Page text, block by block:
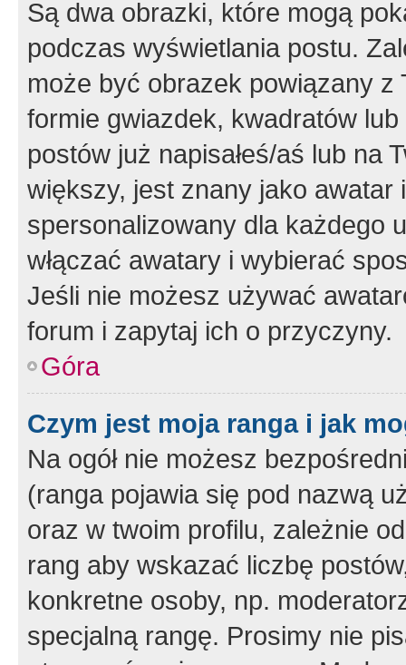
Są dwa obrazki, które mogą
podczas wyświetlania postu.
może być obrazek powiązany z
formie gwiazdek, kwadratów
postów już napisałeś/aś lub na
większy, jest znany jako
spersonalizowany dla każdego
włączać awatary i wybierać
Jeśli nie możesz używać
forum i zapytaj ich o przyczyny.
Góra
Czym jest moja ranga i jak
Na ogół nie możesz
(ranga pojawia się pod nazwą
oraz w twoim profilu, zależnie
rang aby wskazać liczbę
konkretne osoby, np.
specjalną rangę. Prosimy nie